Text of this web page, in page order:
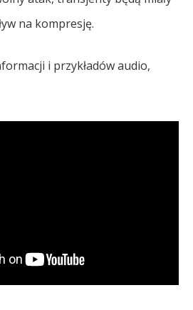
na kompresję.
i przykładów audio,